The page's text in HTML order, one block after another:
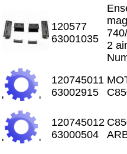
120577
63001035
2
' '
120745011
63002915
' '
120745012
63000504